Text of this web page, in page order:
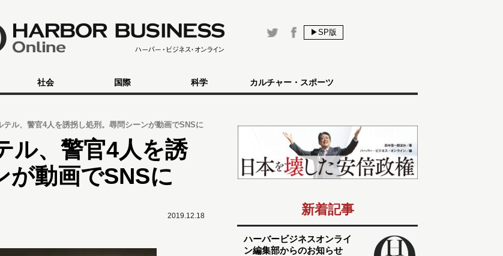
▶SP版
社会 国際 科学 カルチャー・スポーツ
テル、警官4人を誘拐し処刑。尋問シーンが動画でSNSに
ル、警官4人を誘
が動画でSNSに
2019.12.18 新着記事
ハーバービジネスオンライ
ン編集部からのお知らせ